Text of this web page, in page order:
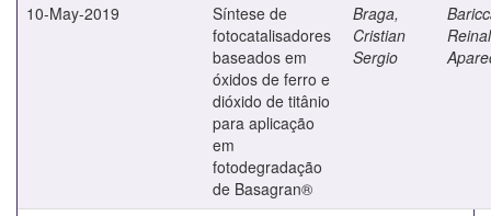
10-May-2019
Síntese de
fotocatalisadores
baseados em
óxidos de ferro e
dióxido de titânio
para aplicação
em
fotodegradação
de Basagran®
Braga,
Cristian
Sergio